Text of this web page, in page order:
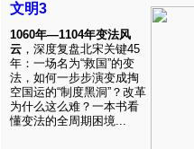
文明3
1060年—1104年变法风
云 ，深度复盘北宋关键45
年：一场名为“救国”的变
法，如何一步步演变成掏
空国运的“制度黑洞”？改革
为什么这么难？一本书看
懂变法的全周期困境...